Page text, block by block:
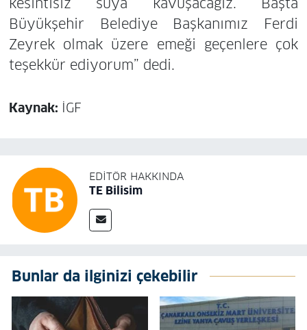
Büyükşehir Belediye Başkanımız Ferdi
Zeyrek olmak üzere emeği geçenlere çok
teşekkür ediyorum” dedi.
Kaynak: İGF
EDITÖR HAKKINDA
TE Bilisim
Bunlar da ilginizi çekebilir